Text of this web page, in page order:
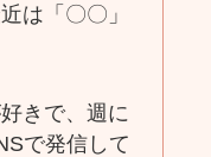
は「〇〇」
きで、週に
で発信して